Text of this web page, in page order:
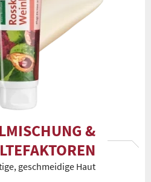
&
geschmeidige Haut